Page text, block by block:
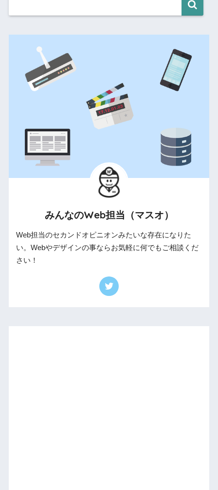
みんなのWeb担当（マスオ）
Web担当のセカンドオピニオンみたいな存在になりた
い。Webやデザインの事ならお気軽に何でもご相談くだ
さい！